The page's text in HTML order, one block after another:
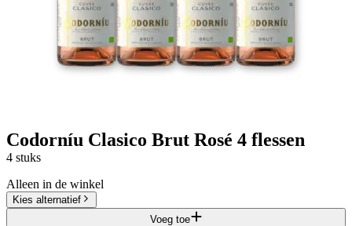
Codorníu Clasico Brut Rosé 4 flessen
4 stuks
Alleen in de winkel
Kies alternatief
Voeg toe